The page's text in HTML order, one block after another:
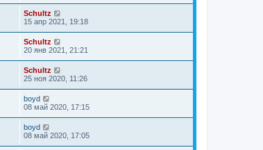
Schultz
15 апр 2021, 19:18
Schultz
20 янв 2021, 21:21
Schultz
25 ноя 2020, 11:26
boyd
08 май 2020, 17:15
boyd
08 май 2020, 17:05